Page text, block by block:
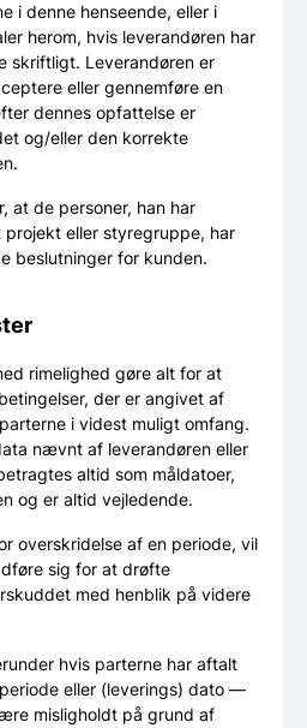
i denne henseende, eller i
herom, hvis leverandøren har
skriftligt. Leverandøren er
eller gennemføre en
dennes opfattelse er
og/eller den korrekte
at de personer, han har
eller styregruppe, har
beslutninger for kunden.
rimelighed gøre alt for at
der er angivet af
i videst muligt omfang.
nævnt af leverandøren eller
altid som måldatoer,
og er altid vejledende.
overskridelse af en periode, vil
sig for at drøfte
med henblik på videre
hvis parterne har aftalt
eller (leverings) dato —
misligholdt på grund af